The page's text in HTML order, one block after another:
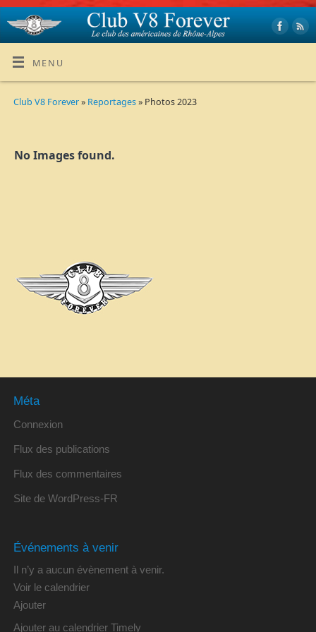
MENU
Club V8 Forever» Reportages» Photos 2023
No Images found.
Méta
Connexion
Flux des publications
Flux des commentaires
Site de WordPress-FR
Événements à venir
Il n’y a aucun évènement à venir.
Voir le calendrier
Ajouter
Ajouter au calendrier Timely